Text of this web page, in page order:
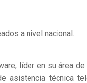
a nivel nacional.
líder en su área
asistencia técnica